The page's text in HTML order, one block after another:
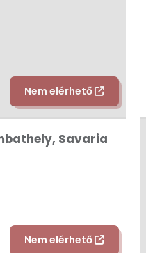
Nem elérhető
Savaria
Nem elérhető